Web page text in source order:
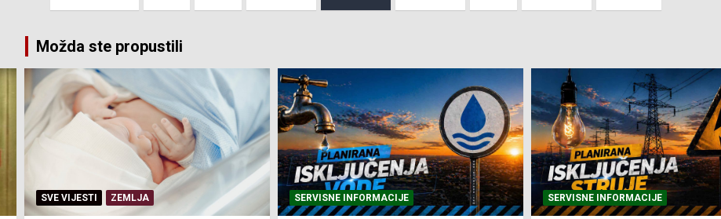
pagination
Možda ste propustili
SERVISNE INFORMACIJE SERVISNE INFORMACIJE SVE VIJESTI VRIJEME